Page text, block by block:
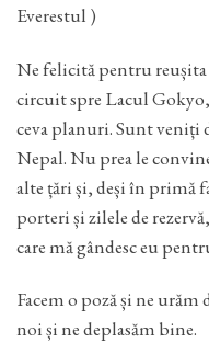
Everestul )
Ne felicită pentru reușita
circuit spre Lacul
ceva planuri. Sunt
Nepal. Nu prea le
alte țări și, deși în primă
porteri și zilele de
care mă gândesc eu
Facem o poză și ne
noi și ne deplasăm bine.